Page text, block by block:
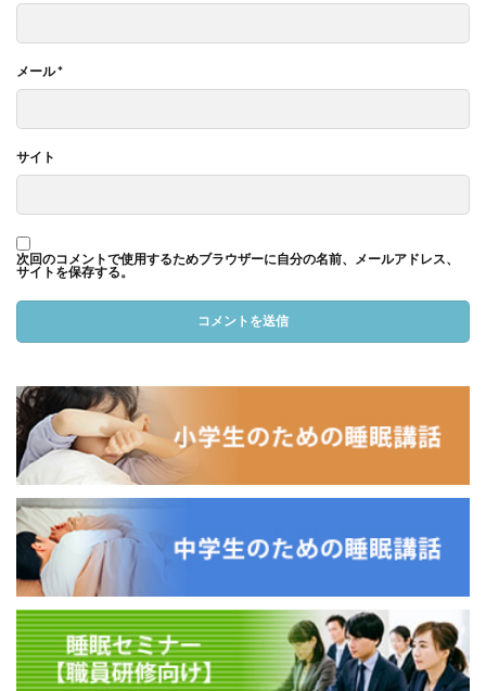
メール*
サイト
次回のコメントで使用するためブラウザーに自分の名前、メールアドレス、
サイトを保存する。